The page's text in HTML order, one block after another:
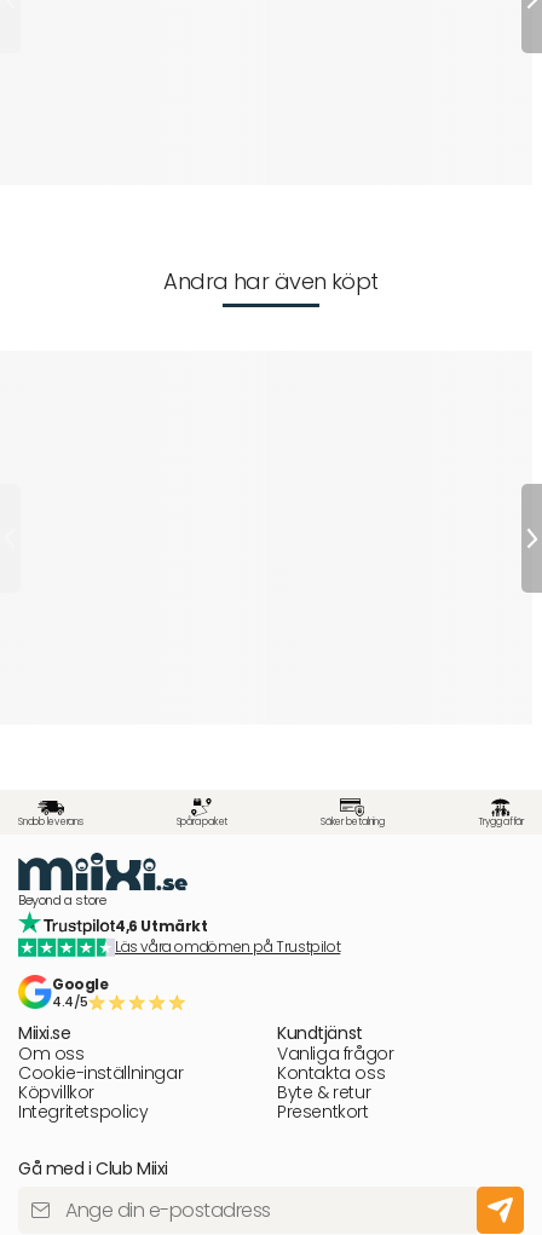
Andra har även köpt
Snabb leverans Spåra paket Säker betalning Trygg affär
Beyond a store
4,6 Utmärkt
Läs våra omdömen på Trustpilot
Google
4.4/5
Miixi.se
Om oss
Cookie-inställningar
Köpvillkor
Integritetspolicy
Kundtjänst
Vanliga frågor
Kontakta oss
Byte & retur
Presentkort
Gå med i Club Miixi